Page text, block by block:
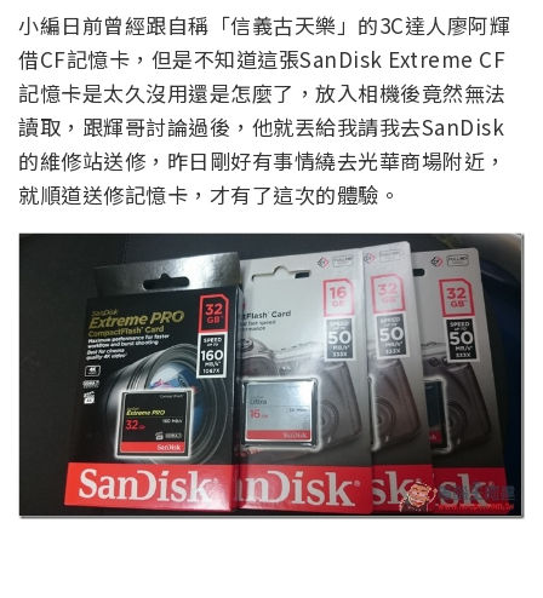
小編日前曾經跟自稱「信義古天樂」的3C達人廖阿輝
借CF記憶卡，但是不知道這張SanDisk Extreme CF
記憶卡是太久沒用還是怎麼了，放入相機後竟然無法
讀取，跟輝哥討論過後，他就丟給我請我去SanDisk
的維修站送修，昨日剛好有事情繞去光華商場附近，
就順道送修記憶卡，才有了這次的體驗。